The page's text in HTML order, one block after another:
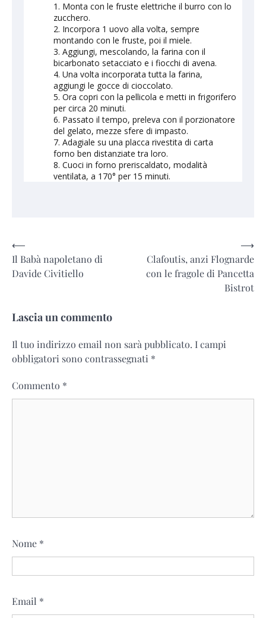
Monta con le fruste elettriche il burro con lo
zucchero.
Incorpora 1 uovo alla volta, sempre
montando con le fruste, poi il miele.
Aggiungi, mescolando, la farina con il
bicarbonato setacciato e i fiocchi di avena.
Una volta incorporata tutta la farina,
aggiungi le gocce di cioccolato.
Ora copri con la pellicola e metti in frigorifero
per circa 20 minuti.
Passato il tempo, preleva con il porzionatore
del gelato, mezze sfere di impasto.
Adagiale su una placca rivestita di carta
forno ben distanziate tra loro.
Cuoci in forno preriscaldato, modalità
ventilata, a 170° per 15 minuti.
Navigazione
articoli
⟵
Il Babà napoletano di
Davide Civitiello
Clafoutis, anzi Flognarde
con le fragole di Pancetta
Bistrot
⟶
Lascia un commento
Il tuo indirizzo email non sarà pubblicato. I campi
obbligatori sono contrassegnati *
Commento *
Nome *
Email *